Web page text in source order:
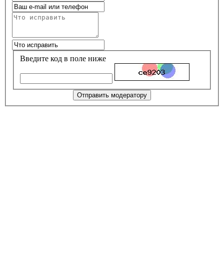
Введите код в поле ниже
Отправить модератору